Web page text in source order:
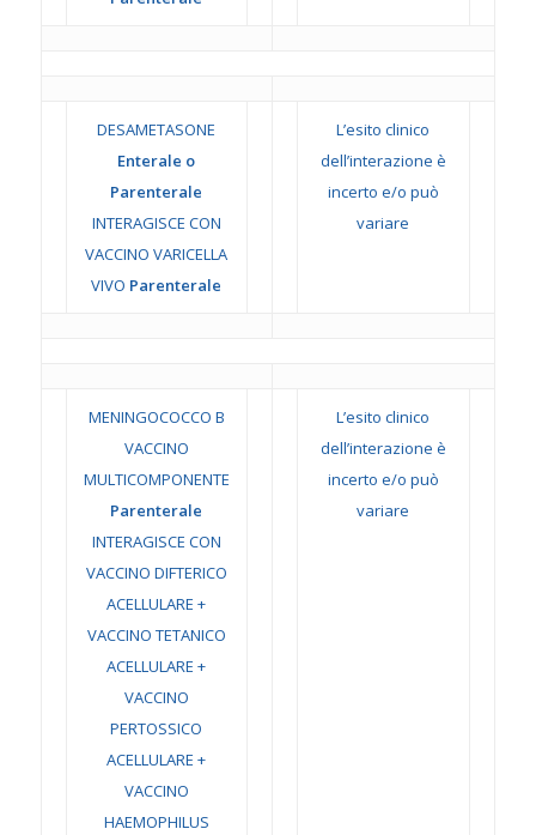
DESAMETASONE
Enterale o
Parenterale
INTERAGISCE CON
VACCINO VARICELLA
VIVO Parenterale
L’esito clinico
dell’interazione è
incerto e/o può
variare
MENINGOCOCCO B
VACCINO
MULTICOMPONENTE
Parenterale
INTERAGISCE CON
VACCINO DIFTERICO
ACELLULARE +
VACCINO TETANICO
ACELLULARE +
VACCINO
PERTOSSICO
ACELLULARE +
VACCINO
HAEMOPHILUS
L’esito clinico
dell’interazione è
incerto e/o può
variare